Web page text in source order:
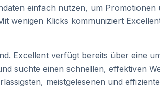
einfach nutzen, um Promotionen
wenigen Klicks kommuniziert
Excellent verfügt bereits über eine
suchte einen schnellen, effektiven
meistgelesenen und